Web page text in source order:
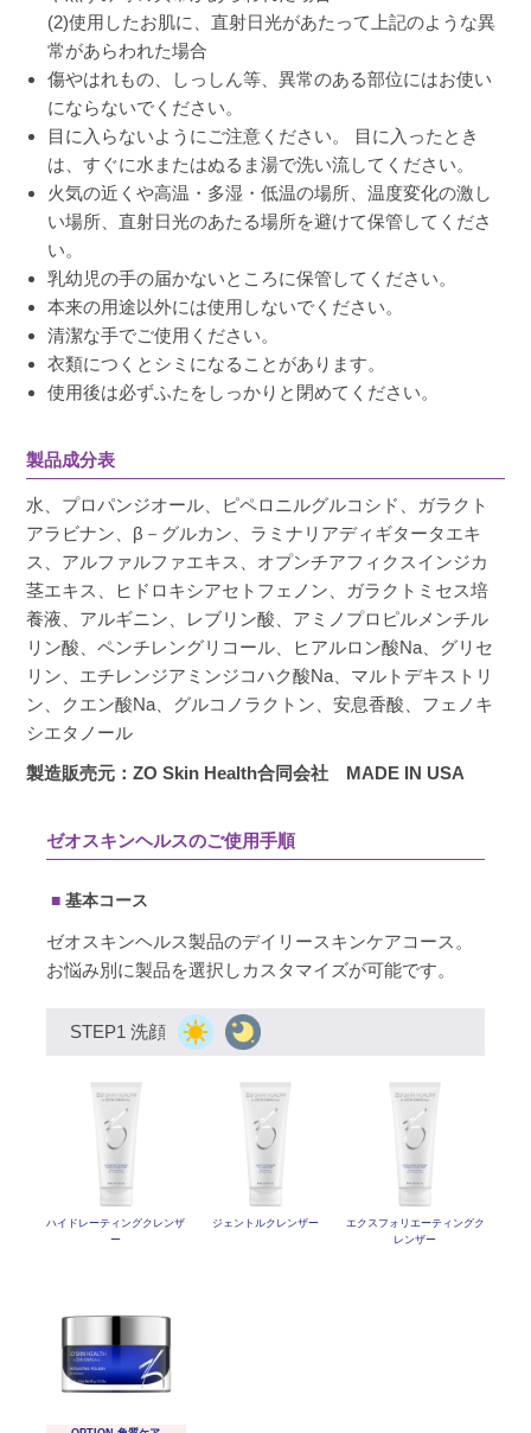
(2)使用したお肌に、直射日光があたって上記のような異
常があらわれた場合
傷やはれもの、しっしん等、異常のある部位にはお使い
にならないでください。
目に入らないようにご注意ください。 目に入ったとき
は、すぐに水またはぬるま湯で洗い流してください。
火気の近くや高温・多湿・低温の場所、温度変化の激し
い場所、直射日光のあたる場所を避けて保管してくださ
い。
乳幼児の手の届かないところに保管してください。
本来の用途以外には使用しないでください。
清潔な手でご使用ください。
衣類につくとシミになることがあります。
使用後は必ずふたをしっかりと閉めてください。
製品成分表
水、プロパンジオール、ピペロニルグルコシド、ガラクト
アラビナン、β－グルカン、ラミナリアディギタータエキ
ス、アルファルファエキス、オプンチアフィクスインジカ
茎エキス、ヒドロキシアセトフェノン、ガラクトミセス培
養液、アルギニン、レブリン酸、アミノプロピルメンチル
リン酸、ペンチレングリコール、ヒアルロン酸Na、グリセ
リン、エチレンジアミンジコハク酸Na、マルトデキストリ
ン、クエン酸Na、グルコノラクトン、安息香酸、フェノキ
シエタノール
製造販売元：ZO Skin Health合同会社 MADE IN USA
ゼオスキンヘルスのご使用手順
基本コース
ゼオスキンヘルス製品のデイリースキンケアコース。
お悩み別に製品を選択しカスタマイズが可能です。
STEP1 洗顔
ハイドレーティングクレンザ
ー
ジェントルクレンザー エクスフォリエーティングク
レンザー